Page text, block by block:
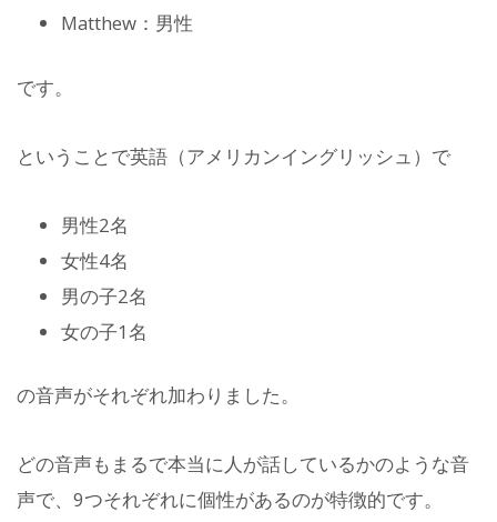
Matthew：男性
です。
ということで英語（アメリカンイングリッシュ）で
男性2名
女性4名
男の子2名
女の子1名
の音声がそれぞれ加わりました。
どの音声もまるで本当に人が話しているかのような音
声で、9つそれぞれに個性があるのが特徴的です。